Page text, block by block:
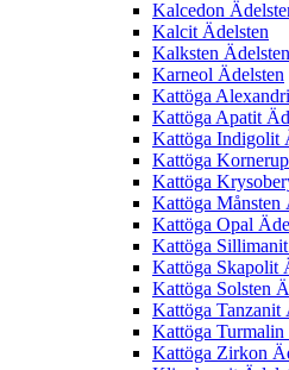
Kalcedon
Kalcit Ädelsten
Kalksten Ädelsten
Karneol Ädelsten
Kattöga
Kattöga Apatit
Kattöga Indigolit
Kattöga
Kattöga
Kattöga Månsten
Kattöga Opal
Kattöga
Kattöga Skapolit
Kattöga Solsten
Kattöga Tanzanit
Kattöga Turmalin
Kattöga Zirkon